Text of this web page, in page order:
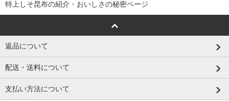
特上しそ昆布の紹介・おいしさの秘密ページ
返品について
配送・送料について
支払い方法について